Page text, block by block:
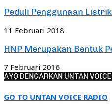
Peduli Penggunaan
11 Februari 2018
HNP Merupakan Bentuk
7 Februari 2016
AYO DENGARKAN UNTAN
GO TO UNTAN VOICE RADIO